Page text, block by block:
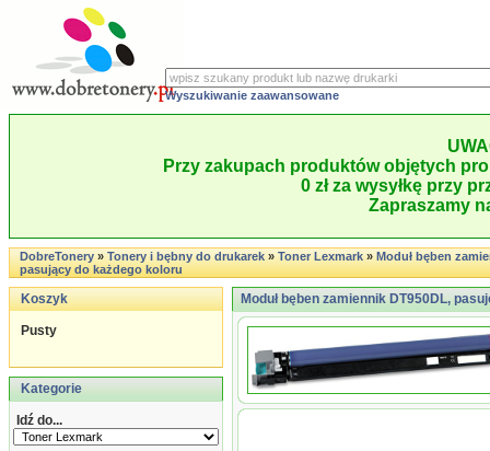
Wyszukiwanie zaawansowane
Przy zakupach produktów objętych
0 zł za wysyłkę przy
Zapraszamy
DobreTonery»Tonery i bębny do drukarek»Toner Lexmark»Moduł bęben
pasujący do każdego koloru
Koszyk
Pusty
Kategorie
Idź do...
Moduł bęben zamiennik DT950DL,